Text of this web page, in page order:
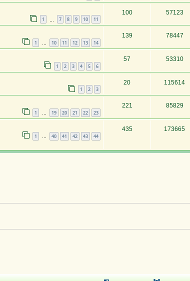
1 7 8 9 10 11
100 57123
1 10 11 12 13 14
139 78447
1 2 3 4 5 6
57 53310
1 2 3
20 115614
1 … 19 20 21 22 23
221 85829
1 … 40 41 42 43 44
435 173665